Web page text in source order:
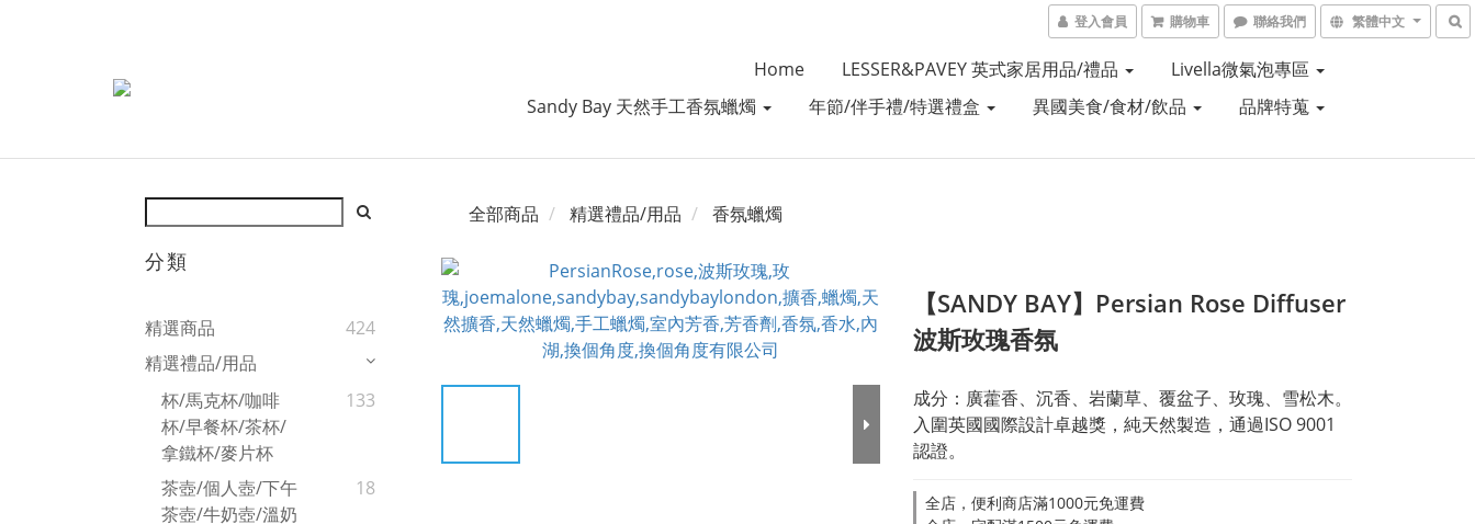
登入會員 購物車 聯絡我們 繁體中文
Home LESSER&PAVEY 英式家居用品/禮品
Livella微氣泡專區
Sandy Bay 天然手工香氛蠟燭
年節/伴手禮/特選禮盒 異國美食/食材/飲品 品牌特蒐
分類
精選商品
424
精選禮品/用品
杯/馬克杯/咖啡
杯/早餐杯/茶杯/
拿鐵杯/麥片杯
133
茶壺/個人壺/下午
茶壺/牛奶壺/溫奶
18
全部商品 精選禮品/用品 香氛蠟燭
【SANDY BAY】Persian Rose Diffuser
波斯玫瑰香氛
成分：廣藿香、沉香、岩蘭草、覆盆子、玫瑰、雪松木。
入圍英國國際設計卓越獎，純天然製造，通過ISO 9001
認證。
全店，便利商店滿1000元免運費